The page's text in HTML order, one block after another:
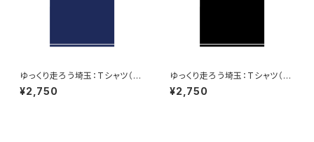
ゆっくり走ろう埼玉：Tシャツ（N
aby）B
¥2,750
ゆっくり走ろう埼玉：Tシャツ（Bl
ack）B
¥2,750